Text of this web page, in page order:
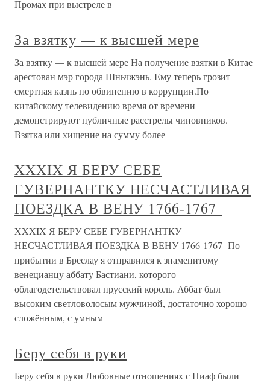
Промах при выстреле в
За взятку — к высшей мере
За взятку — к высшей мере На получение взятки в Китае
арестован мэр города Шньчжэнь. Ему теперь грозит
смертная казнь по обвинению в коррупции.По
китайскому телевидению время от времени
демонстрируют публичные расстрелы чиновников.
Взятка или хищение на сумму более
XXXIX Я БЕРУ СЕБЕ
ГУВЕРНАНТКУ НЕСЧАСТЛИВАЯ
ПОЕЗДКА В ВЕНУ 1766-1767
XXXIX Я БЕРУ СЕБЕ ГУВЕРНАНТКУ
НЕСЧАСТЛИВАЯ ПОЕЗДКА В ВЕНУ 1766-1767 По
прибытии в Бреслау я отправился к знаменитому
венецианцу аббату Бастиани, которого
облагодетельствовал прусский король. Аббат был
высоким светловолосым мужчиной, достаточно хорошо
сложённым, с умным
Беру себя в руки
Беру себя в руки Любовные отношениях с Пиаф были